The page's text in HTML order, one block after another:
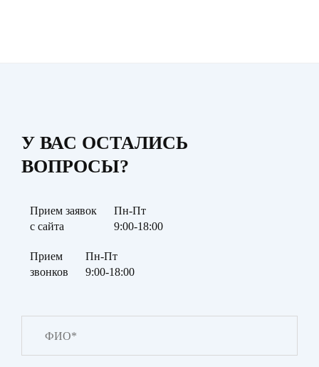
У ВАС ОСТАЛИСЬ
ВОПРОСЫ?
Прием заявок
с сайта
Пн-Пт
9:00-18:00
Прием
звонков
Пн-Пт
9:00-18:00